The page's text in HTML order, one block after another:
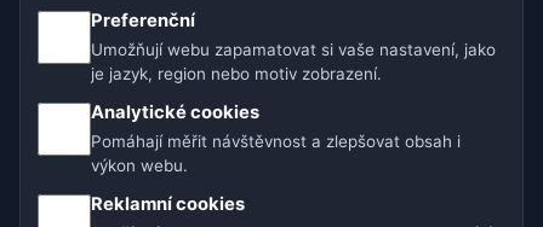
🇩🇪🇦🇹🇨🇭 Německo / Rakousko / Švýcarsko
🌎 Latinská Amerika a Španělsko
🇮🇳 Jižní a jihovýchodní Asie
Provozovatel: Spolek Minizoo.cz z.s. | IČO: 21135550 |
info@pocasi.online
Preferenční
Umožňují webu zapamatovat si vaše nastavení, jako
je jazyk, region nebo motiv zobrazení.
Analytické cookies
Pomáhají měřit návštěvnost a zlepšovat obsah i
výkon webu.
Reklamní cookies